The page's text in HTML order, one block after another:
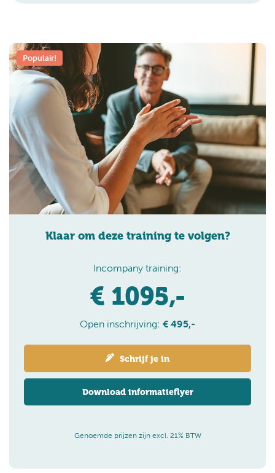
Populair!
Klaar om deze training te volgen?
Incompany training:
€ 1095,-
Open inschrijving: € 495,-
Schrijf je in
Download informatieflyer
Genoemde prijzen zijn excl. 21% BTW